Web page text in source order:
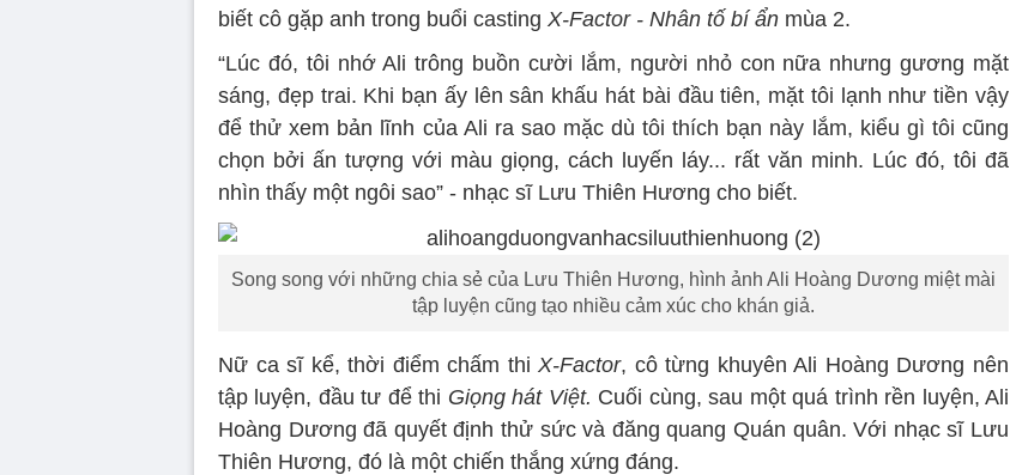
biết cô gặp anh trong buổi casting X-Factor - Nhân tố bí ẩn mùa 2.
“Lúc đó, tôi nhớ Ali trông buồn cười lắm, người nhỏ con nữa nhưng gương mặt
sáng, đẹp trai. Khi bạn ấy lên sân khấu hát bài đầu tiên, mặt tôi lạnh như tiền vậy
để thử xem bản lĩnh của Ali ra sao mặc dù tôi thích bạn này lắm, kiểu gì tôi cũng
chọn bởi ấn tượng với màu giọng, cách luyến láy... rất văn minh. Lúc đó, tôi đã
nhìn thấy một ngôi sao” - nhạc sĩ Lưu Thiên Hương cho biết.
Song song với những chia sẻ của Lưu Thiên Hương, hình ảnh Ali Hoàng Dương miệt mài
tập luyện cũng tạo nhiều cảm xúc cho khán giả.
Nữ ca sĩ kể, thời điểm chấm thi X-Factor, cô từng khuyên Ali Hoàng Dương nên
tập luyện, đầu tư để thi Giọng hát Việt. Cuối cùng, sau một quá trình rền luyện, Ali
Hoàng Dương đã quyết định thử sức và đăng quang Quán quân. Với nhạc sĩ Lưu
Thiên Hương, đó là một chiến thắng xứng đáng.